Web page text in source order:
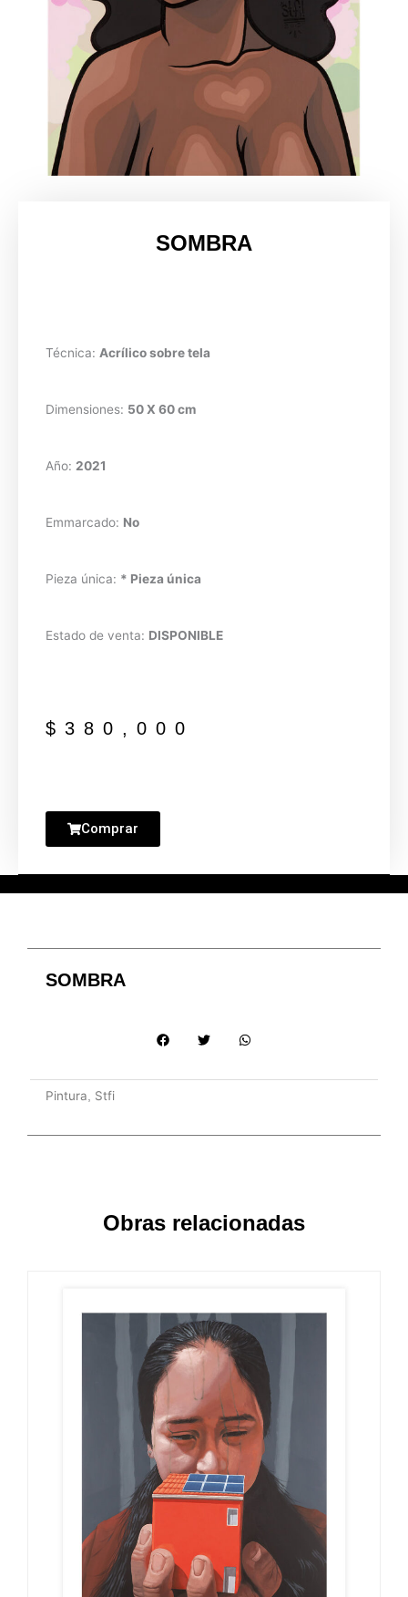
SOMBRA
Técnica: Acrílico sobre tela
Dimensiones: 50 X 60 cm
Año: 2021
Emmarcado: No
Pieza única: * Pieza única
Estado de venta: DISPONIBLE
$ 380,000
Comprar
SOMBRA
Pintura, Stfi
Obras relacionadas